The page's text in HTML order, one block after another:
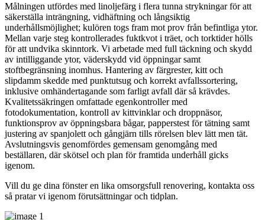
Målningen utfördes med linoljefärg i flera tunna strykningar för att
säkerställa inträngning, vidhäftning och långsiktig
underhållsmöjlighet; kulören togs fram mot prov från befintliga ytor.
Mellan varje steg kontrollerades fuktkvot i träet, och torktider hölls
för att undvika skinntork. Vi arbetade med full täckning och skydd
av intilliggande ytor, väderskydd vid öppningar samt
stoftbegränsning inomhus. Hantering av färgrester, kitt och
slipdamm skedde med punktutsug och korrekt avfallssortering,
inklusive omhändertagande som farligt avfall där så krävdes.
Kvalitetssäkringen omfattade egenkontroller med
fotodokumentation, kontroll av kittvinklar och droppnäsor,
funktionsprov av öppningsbara bågar, papperstest för tätning samt
justering av spanjolett och gångjärn tills rörelsen blev lätt men tät.
Avslutningsvis genomfördes gemensam genomgång med
beställaren, där skötsel och plan för framtida underhåll gicks
igenom.
Vill du ge dina fönster en lika omsorgsfull renovering, kontakta oss
så pratar vi igenom förutsättningar och tidplan.